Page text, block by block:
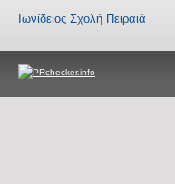
Ιωνίδειος Σχολή Πειραιά